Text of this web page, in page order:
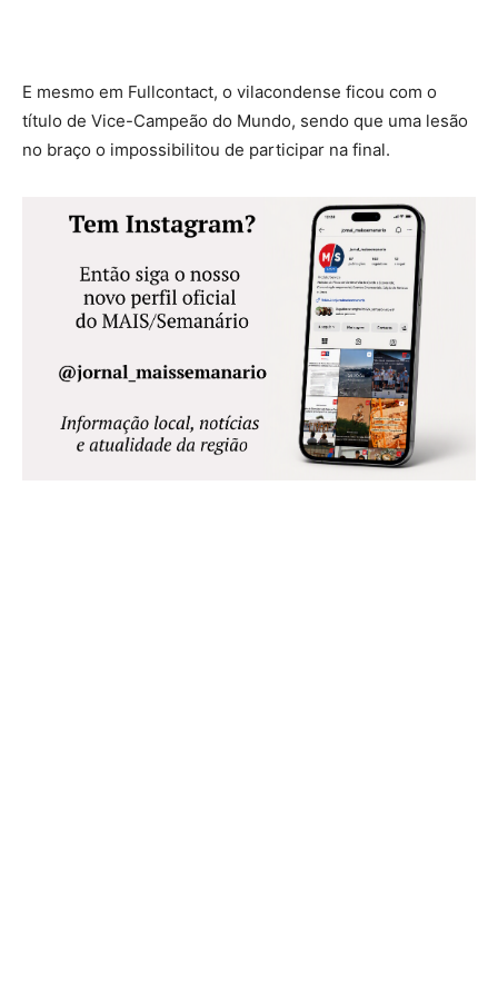
E mesmo em Fullcontact, o vilacondense ficou com o
título de Vice-Campeão do Mundo, sendo que uma lesão
no braço o impossibilitou de participar na final.